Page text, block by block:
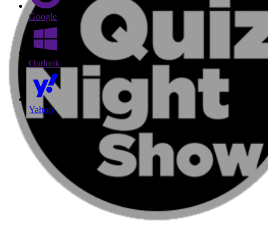
Google
Outlook
Yahoo